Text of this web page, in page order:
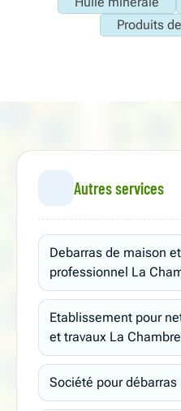
Produits
Autres services
Debarras de maison
professionnel La
Etablissement pour
et travaux La
Société pour